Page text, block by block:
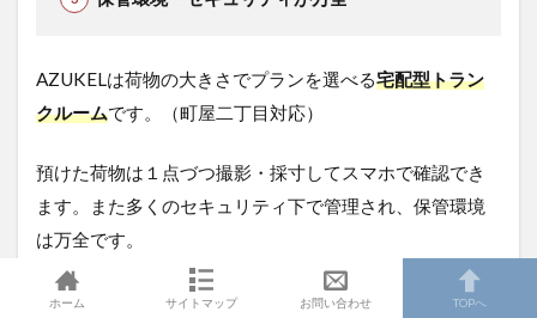
AZUKELは荷物の大きさでプランを選べる宅配型トラン
クルームです。（町屋二丁目対応）
預けた荷物は１点づつ撮影・採寸してスマホで確認でき
ます。また多くのセキュリティ下で管理され、保管環境
は万全です。
荷物を取り出す際は1,100円の配送料が掛かるので、頻繁
ホーム サイトマップ お問い合わせ TOPへ